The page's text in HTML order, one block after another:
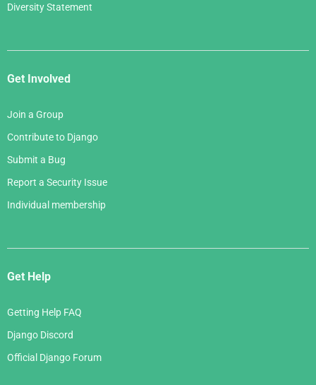
Diversity Statement
Get Involved
Join a Group
Contribute to Django
Submit a Bug
Report a Security Issue
Individual membership
Get Help
Getting Help FAQ
Django Discord
Official Django Forum